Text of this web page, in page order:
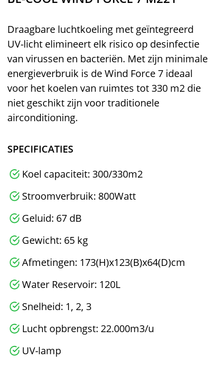
Draagbare luchtkoeling met geïntegreerd
UV-licht elimineert elk risico op desinfectie
van virussen en bacteriën. Met zijn minimale
energieverbruik is de Wind Force 7 ideaal
voor het koelen van ruimtes tot 330 m2 die
niet geschikt zijn voor traditionele
airconditioning.
SPECIFICATIES
Koel capaciteit: 300/330m2
Stroomverbruik: 800Watt
Geluid: 67 dB
Gewicht: 65 kg
Afmetingen: 173(H)x123(B)x64(D)cm
Water Reservoir: 120L
Snelheid: 1, 2, 3
Lucht opbrengst: 22.000m3/u
UV-lamp